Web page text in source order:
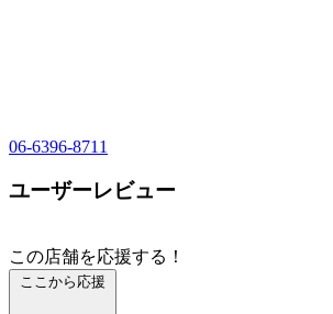
06-6396-8711
ユーザーレビュー
この店舗を応援する！
ここから応援